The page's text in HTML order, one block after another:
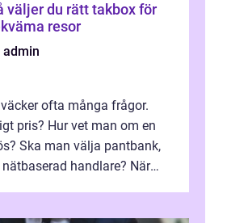
resor
admin
ofta många frågor.
pris? Hur vet man om en
Ska man välja pantbank,
handlare? När